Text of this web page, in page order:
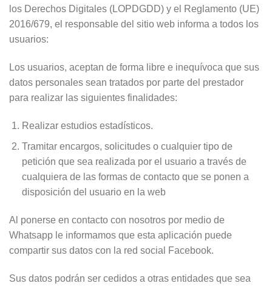
los Derechos Digitales (LOPDGDD) y el Reglamento (UE)
2016/679, el responsable del sitio web informa a todos los
usuarios:
Los usuarios, aceptan de forma libre e inequívoca que sus
datos personales sean tratados por parte del prestador
para realizar las siguientes finalidades:
Realizar estudios estadísticos.
Tramitar encargos, solicitudes o cualquier tipo de
petición que sea realizada por el usuario a través de
cualquiera de las formas de contacto que se ponen a
disposición del usuario en la web
Al ponerse en contacto con nosotros por medio de
Whatsapp le informamos que esta aplicación puede
compartir sus datos con la red social Facebook.
Sus datos podrán ser cedidos a otras entidades que sea